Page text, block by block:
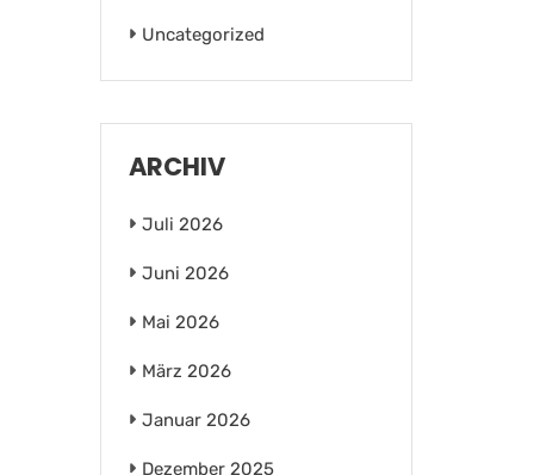
Uncategorized
ARCHIV
Juli 2026
Juni 2026
Mai 2026
März 2026
Januar 2026
Dezember 2025